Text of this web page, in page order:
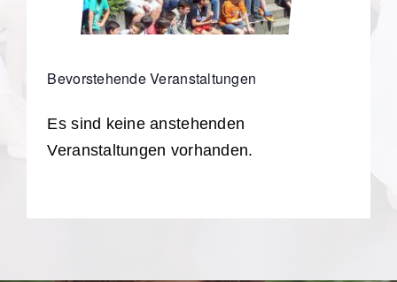
Bevorstehende Veranstaltungen
Hinweis
Es sind keine anstehenden
Veranstaltungen vorhanden.